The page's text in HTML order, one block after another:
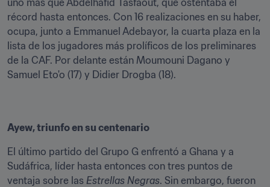
uno más que Abdelhafid Tasfaout, que ostentaba el
récord hasta entonces. Con 16 realizaciones en su haber,
ocupa, junto a Emmanuel Adebayor, la cuarta plaza en la
lista de los jugadores más prolíficos de los preliminares
de la CAF. Por delante están Moumouni Dagano y
Samuel Eto'o (17) y Didier Drogba (18).
Ayew, triunfo en su centenario
El último partido del Grupo G enfrentó a Ghana y a
Sudáfrica, líder hasta entonces con tres puntos de
ventaja sobre las Estrellas Negras. Sin embargo, fueron